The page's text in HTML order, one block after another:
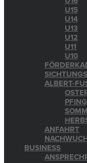
U15
U14
U13
U12
U11
U10
ALBERT-
ANFAHRT
BUSINESS